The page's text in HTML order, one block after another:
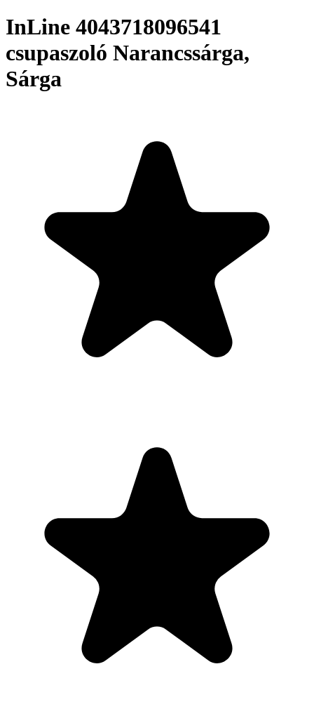
InLine 4043718096541
csupaszoló Narancssárga,
Sárga